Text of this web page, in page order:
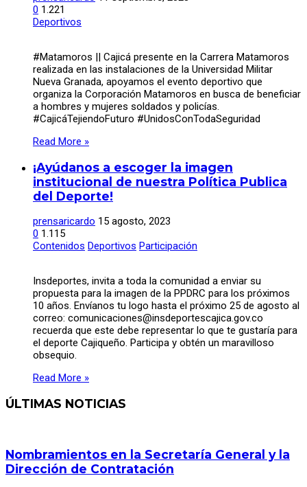
0 1.221
Deportivos
#Matamoros || Cajicá presente en la Carrera Matamoros
realizada en las instalaciones de la Universidad Militar
Nueva Granada, apoyamos el evento deportivo que
organiza la Corporación Matamoros en busca de beneficiar
a hombres y mujeres soldados y policías.
#CajicáTejiendoFuturo #UnidosConTodaSeguridad
Read More »
¡Ayúdanos a escoger la imagen
institucional de nuestra Política Publica
del Deporte!
prensaricardo 15 agosto, 2023
0 1.115
Contenidos Deportivos Participación
Insdeportes, invita a toda la comunidad a enviar su
propuesta para la imagen de la PPDRC para los próximos
10 años. Envíanos tu logo hasta el próximo 25 de agosto al
correo: comunicaciones@insdeportescajica.gov.co
recuerda que este debe representar lo que te gustaría para
el deporte Cajiqueño. Participa y obtén un maravilloso
obsequio.
Read More »
ÚLTIMAS NOTICIAS
Nombramientos en la Secretaría General y la
Dirección de Contratación